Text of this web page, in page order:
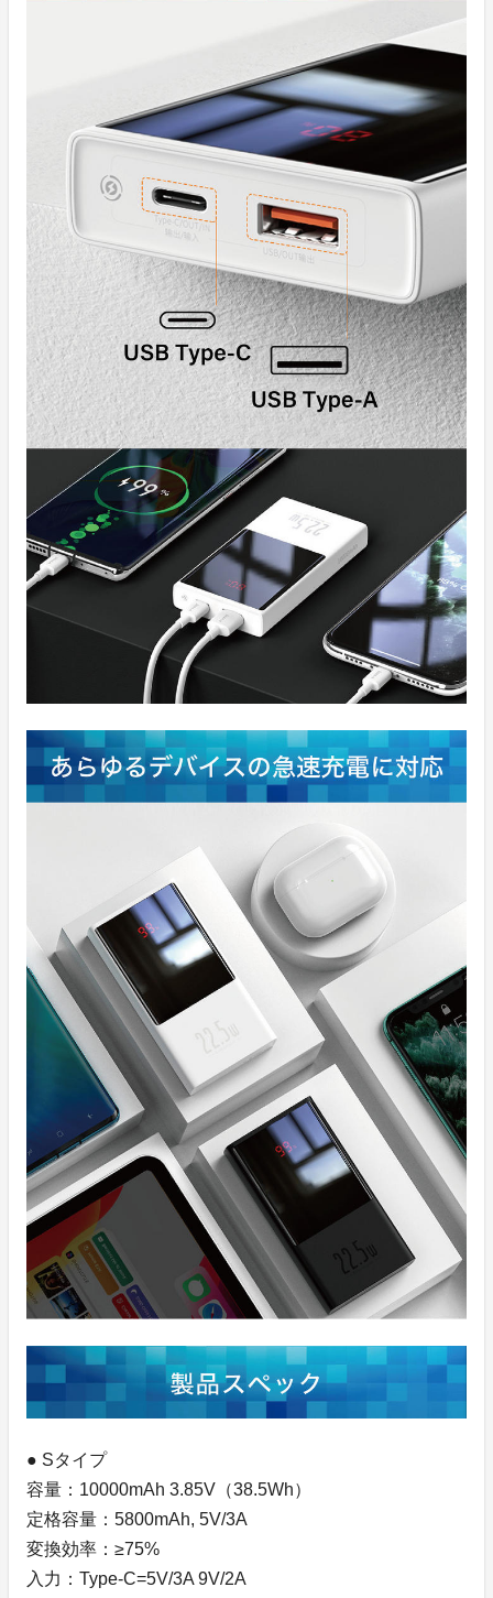
● Sタイプ
容量：10000mAh 3.85V（38.5Wh）
定格容量：5800mAh, 5V/3A
変換効率：≥75%
入力：Type-C=5V/3A 9V/2A